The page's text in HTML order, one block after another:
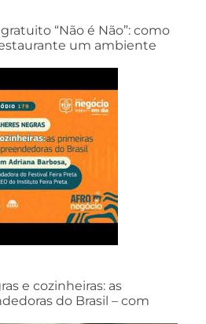
“Não é Não”: como
um ambiente
e cozinheiras: as
do Brasil – com